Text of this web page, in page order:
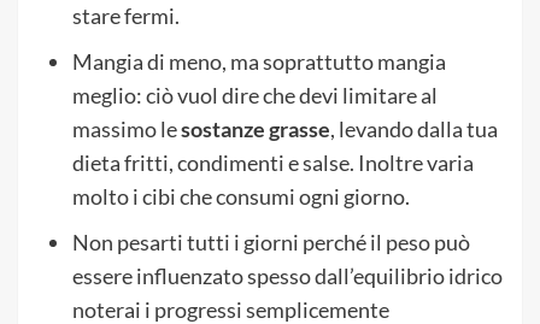
stare fermi.
Mangia di meno, ma soprattutto mangia
meglio: ciò vuol dire che devi limitare al
massimo lesostanze grasse, levando dalla tua
dieta fritti, condimenti e salse. Inoltre varia
molto i cibi che consumi ogni giorno.
Non pesarti tutti i giorni perché il peso può
essere influenzato spesso dall’equilibrio idrico
noterai i progressi semplicemente